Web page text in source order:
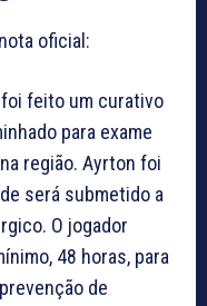
oficial:
foi feito um curativo
para exame
região. Ayrton foi
será submetido a
O jogador
48 horas, para
de